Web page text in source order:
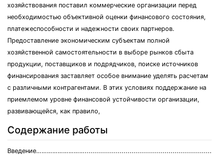
хозяйствования поставил коммерческие организации перед
необходимостью объективной оценки финансового состояния,
платежеспособности и надежности своих партнеров.
Предоставление экономическим субъектам полной
хозяйственной самостоятельности в выборе рынков сбыта
продукции, поставщиков и подрядчиков, поиске источников
финансирования заставляет особое внимание уделять расчетам
с различными контрагентами. В этих условиях поддержание на
приемлемом уровне финансовой устойчивости организации,
развивающейся, как правило,
Содержание работы